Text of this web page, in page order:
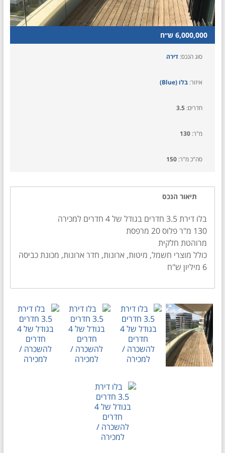
6,000,000 ש״ח
סוג הנכס: דירה
איזור: בלו (Blue)
חדרים: 3.5
מ"ר: 130
סה"כ מ"ר: 150
תיאור הנכס
בלו דירת 3.5 חדרים בגודל של 4 חדרים למכירה
130 מ"ר פלוס 20 מרפסת
מרוהטת חלקית
כולל מוצרי חשמל, מיטות, ארונות, חדר ארונות, מכונת כביסה
6 מיליון ש"ח